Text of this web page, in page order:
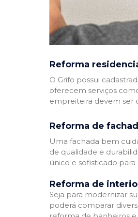
Reforma
O Grifo possui
oferecem serviços
empreiteira devem ser
Reforma de
Uma fachada bem
de qualidade e
único e sofisticado para
Reforma de
Seja para modernizar
poderá comparar